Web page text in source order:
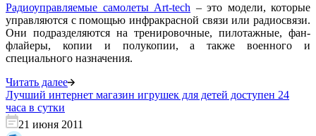
Радиоуправляемые самолеты Art-tech – это модели, которые
управляются с помощью инфракрасной связи или радиосвязи.
Они подразделяются на тренировочные, пилотажные, фан-
флайеры, копии и полукопии, а также военного и
специального назначения.
Читать далее
Лучший интернет магазин игрушек для детей доступен 24
часа в сутки
21 июня 2011